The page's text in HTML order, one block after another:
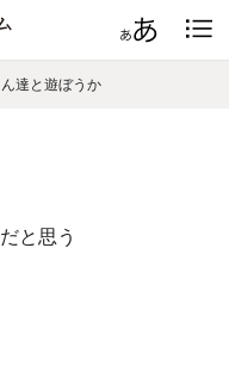
達と遊ぼうか
と思う